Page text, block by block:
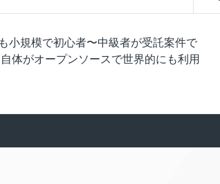
小規模で初心者〜中級者が受託案件で
体がオープンソースで世界的にも利用